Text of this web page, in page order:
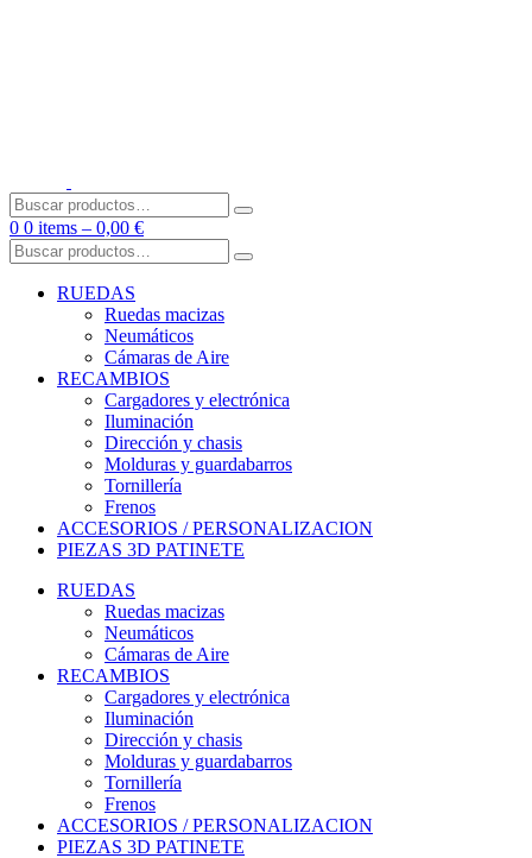
Buscar
por:
0 0 items – 0,00 €
Buscar
por:
RUEDAS
Ruedas macizas
Neumáticos
Cámaras de Aire
RECAMBIOS
Cargadores y electrónica
Iluminación
Dirección y chasis
Molduras y guardabarros
Tornillería
Frenos
ACCESORIOS / PERSONALIZACION
PIEZAS 3D PATINETE
RUEDAS
Ruedas macizas
Neumáticos
Cámaras de Aire
RECAMBIOS
Cargadores y electrónica
Iluminación
Dirección y chasis
Molduras y guardabarros
Tornillería
Frenos
ACCESORIOS / PERSONALIZACION
PIEZAS 3D PATINETE